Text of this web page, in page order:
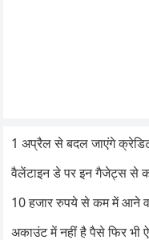
1 अप्रैल से बदल जाएंगे
वैलेंटाइन डे पर इन गैजेट्स से
10 हजार रुपये से कम में आने
अकाउंट में नहीं है पैसे फिर